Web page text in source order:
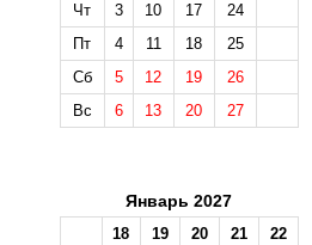
Чт
3 10 17
24
Пт
4 11 18
25
Сб
5 12 19
26
Вс
6 13 20 27
Январь 2027
18 19 20 21
22